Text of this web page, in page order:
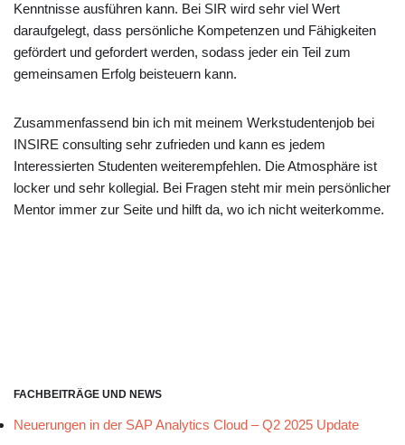
Kenntnisse ausführen kann. Bei SIR wird sehr viel Wert
daraufgelegt, dass persönliche Kompetenzen und Fähigkeiten
gefördert und gefordert werden, sodass jeder ein Teil zum
gemeinsamen Erfolg beisteuern kann.
Zusammenfassend bin ich mit meinem Werkstudentenjob bei
INSIRE consulting sehr zufrieden und kann es jedem
Interessierten Studenten weiterempfehlen. Die Atmosphäre ist
locker und sehr kollegial. Bei Fragen steht mir mein persönlicher
Mentor immer zur Seite und hilft da, wo ich nicht weiterkomme.
FACHBEITRÄGE UND NEWS
Neuerungen in der SAP Analytics Cloud – Q2 2025 Update